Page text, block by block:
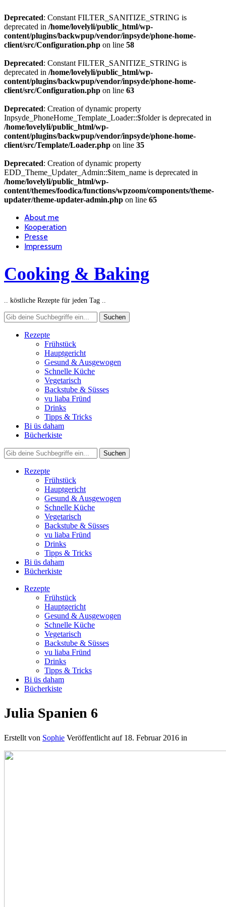
Deprecated: Constant FILTER_SANITIZE_STRING is
deprecated in /home/lovelyli/public_html/wp-
content/plugins/backwpup/vendor/inpsyde/phone-home-
client/src/Configuration.php on line 58
Deprecated: Constant FILTER_SANITIZE_STRING is
deprecated in /home/lovelyli/public_html/wp-
content/plugins/backwpup/vendor/inpsyde/phone-home-
client/src/Configuration.php on line 63
Deprecated: Creation of dynamic property
Inpsyde_PhoneHome_Template_Loader::$folder is deprecated in
/home/lovelyli/public_html/wp-
content/plugins/backwpup/vendor/inpsyde/phone-home-
client/src/Template/Loader.php on line 35
Deprecated: Creation of dynamic property
EDD_Theme_Updater_Admin::$item_name is deprecated in
/home/lovelyli/public_html/wp-
content/themes/foodica/functions/wpzoom/components/theme-
updater/theme-updater-admin.php on line 65
About me
Kooperation
Presse
Impressum
Cooking & Baking
.. köstliche Rezepte für jeden Tag ..
Rezepte
Frühstück
Hauptgericht
Gesund & Ausgewogen
Schnelle Küche
Vegetarisch
Backstube & Süsses
vu liaba Fründ
Drinks
Tipps & Tricks
Bi üs daham
Bücherkiste
Rezepte
Frühstück
Hauptgericht
Gesund & Ausgewogen
Schnelle Küche
Vegetarisch
Backstube & Süsses
vu liaba Fründ
Drinks
Tipps & Tricks
Bi üs daham
Bücherkiste
Rezepte
Frühstück
Hauptgericht
Gesund & Ausgewogen
Schnelle Küche
Vegetarisch
Backstube & Süsses
vu liaba Fründ
Drinks
Tipps & Tricks
Bi üs daham
Bücherkiste
Julia Spanien 6
Erstellt von Sophie Veröffentlicht auf 18. Februar 2016 in